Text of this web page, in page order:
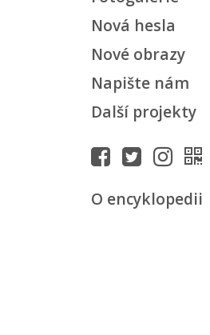
Nová hesla
Nové obrazy
Napište nám
Další projekty
O encyklopedii